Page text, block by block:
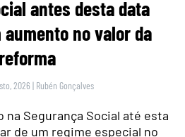
antes desta data
no valor da
reforma
2026 | Rubén Gonçalves
na Segurança Social até esta
de um regime especial no